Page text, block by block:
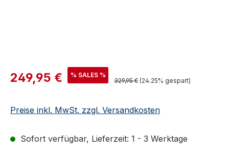
Verkaufspreis:
249,95 € % SALES %
Regulärer Preis:
329,95 € (24.25% gespart)
Preise inkl. MwSt. zzgl. Versandkosten
Sofort verfügbar, Lieferzeit: 1 - 3 Werktage